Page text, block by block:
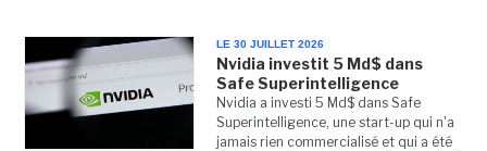
LE 30 JUILLET 2026
Nvidia investit 5 Md$ dans
Safe Superintelligence
Nvidia a investi 5 Md$ dans Safe
Superintelligence, une start-up qui n'a
jamais rien commercialisé et qui a été